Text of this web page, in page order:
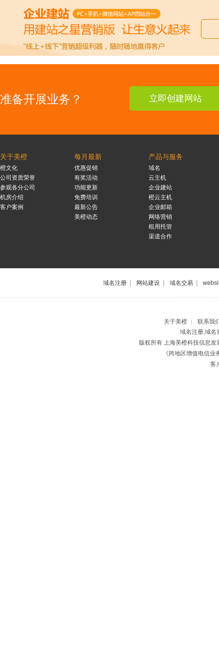
准备开展业务？ 立即创建网站
关于美橙
橙文化
公司资质荣誉
参观各分公司
机房介绍
客户案例
每月最新
优惠促销
有奖活动
功能更新
免费培训
最新公告
美橙动态
产品与服务
域名
云主机
企业建站
橙云主机
企业邮箱
网络营销
租用托管
渠道合作
域名注册 | 网站建设 | 域名交易 |
关于美橙 |
联系我
域名注册,域名
版权所有 上海美橙科技信息
《跨地区增值电信
客